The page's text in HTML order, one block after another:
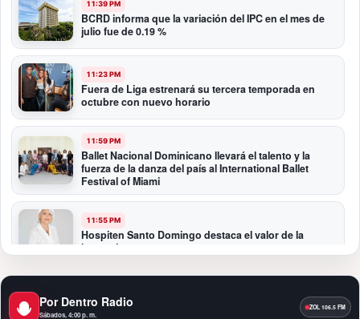
11:39 PM
BCRD informa que la variación del IPC en el mes de
julio fue de 0.19 %
11:23 PM
Fuera de Liga estrenará su tercera temporada en
octubre con nuevo horario
11:59 PM
Ballet Nacional Dominicano llevará el talento y la
fuerza de la danza del país al International Ballet
Festival of Miami
11:55 PM
Hospiten Santo Domingo destaca el valor de la
lactancia materna
Banreservas recibe nuevamente la máxima
calificación crediticia AAA.do de Moody’s Local RD
Por Dentro Radio
Sábados, 4:00 p. m.